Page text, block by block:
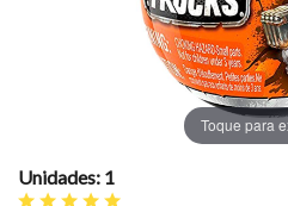
Toque para
Unidades: 1